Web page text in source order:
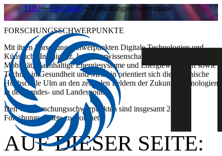
THU Forschung Forschungsschwerpunkte
FORSCHUNGSSCHWERPUNKTE
Mit ihren Forschungsschwerpunkten Digitale Technologien und
Künstliche Intelligenz, Ingenieurwissenschaften und moderne
Mobilität, Nachhaltige Energiesysteme und Energiewirtschaft sowie
Technik in Gesundheit und Medizinorientiert sich die Technische
Hochschule Ulm an den zentralen Feldern der Zukunftstechnologien
in der Bundes- und Landespolitik.
Den vier Forschungsschwerpunkten sind insgesamt 24
Forschungsgebiete zugeordnet.
AUF DIESER SEITE: